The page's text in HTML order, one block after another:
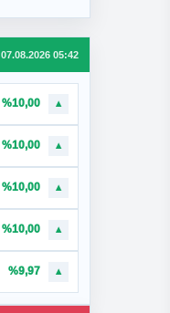
07.08.2026 05:42
%10,00 ▲
%10,00 ▲
%10,00 ▲
%10,00 ▲
%9,97 ▲